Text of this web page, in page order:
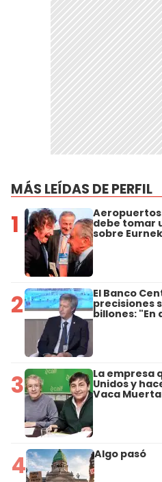
MÁS LEÍDAS DE PERFIL
1 debe tomar
sobre
2 El Banco
precisiones
billones: "En
3 La empresa
Unidos y
Vaca Muerta
4 Algo pasó